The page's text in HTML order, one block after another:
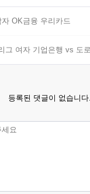
OK금융 우리카드
그 여자 기업은행 vs 도
등록된 댓글이 없습니다.